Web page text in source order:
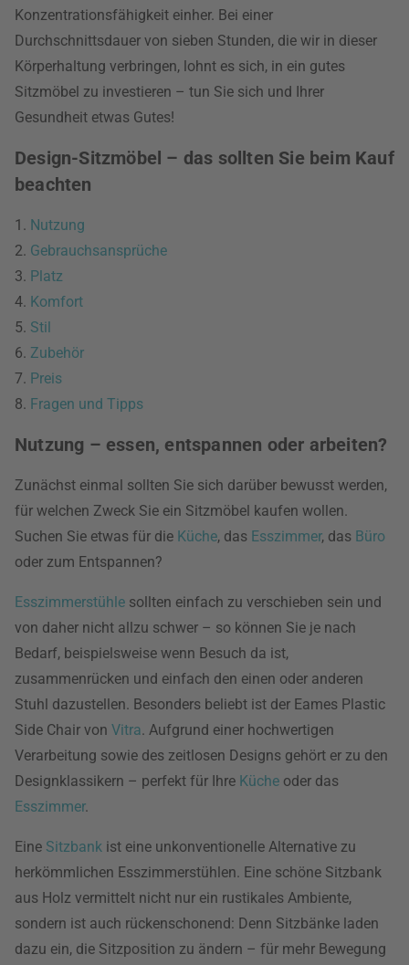
Konzentrationsfähigkeit einher. Bei einer
Durchschnittsdauer von sieben Stunden, die wir in dieser
Körperhaltung verbringen, lohnt es sich, in ein gutes
Sitzmöbel zu investieren – tun Sie sich und Ihrer
Gesundheit etwas Gutes!
Design-Sitzmöbel – das sollten Sie beim Kauf
beachten
1. Nutzung
2. Gebrauchsansprüche
3. Platz
4. Komfort
5. Stil
6. Zubehör
7. Preis
8. Fragen und Tipps
Nutzung – essen, entspannen oder arbeiten?
Zunächst einmal sollten Sie sich darüber bewusst werden,
für welchen Zweck Sie ein Sitzmöbel kaufen wollen.
Suchen Sie etwas für die Küche, das Esszimmer, das Büro
oder zum Entspannen?
Esszimmerstühle sollten einfach zu verschieben sein und
von daher nicht allzu schwer – so können Sie je nach
Bedarf, beispielsweise wenn Besuch da ist,
zusammenrücken und einfach den einen oder anderen
Stuhl dazustellen. Besonders beliebt ist der Eames Plastic
Side Chair von Vitra. Aufgrund einer hochwertigen
Verarbeitung sowie des zeitlosen Designs gehört er zu den
Designklassikern – perfekt für Ihre Küche oder das
Esszimmer.
Eine Sitzbank ist eine unkonventionelle Alternative zu
herkömmlichen Esszimmerstühlen. Eine schöne Sitzbank
aus Holz vermittelt nicht nur ein rustikales Ambiente,
sondern ist auch rückenschonend: Denn Sitzbänke laden
dazu ein, die Sitzposition zu ändern – für mehr Bewegung